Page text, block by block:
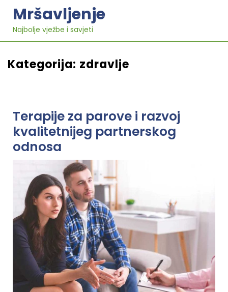
content
Mršavljenje
Najbolje vježbe i savjeti
Kategorija: zdravlje
Terapije za parove i razvoj
kvalitetnijeg partnerskog
odnosa